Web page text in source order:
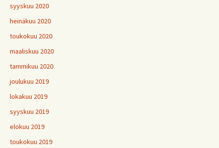
syyskuu 2020
heinäkuu 2020
toukokuu 2020
maaliskuu 2020
tammikuu 2020
joulukuu 2019
lokakuu 2019
syyskuu 2019
elokuu 2019
toukokuu 2019